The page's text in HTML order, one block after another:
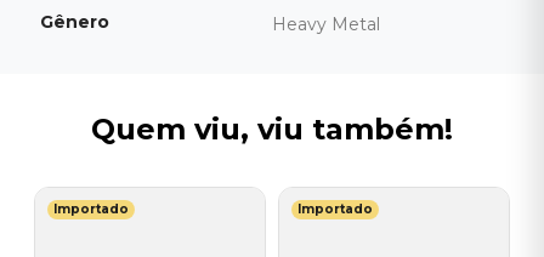
Gênero Heavy Metal
Quem viu, viu também!
Importado Importado